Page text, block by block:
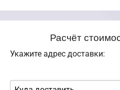
Расчёт
Укажите адрес доставки: